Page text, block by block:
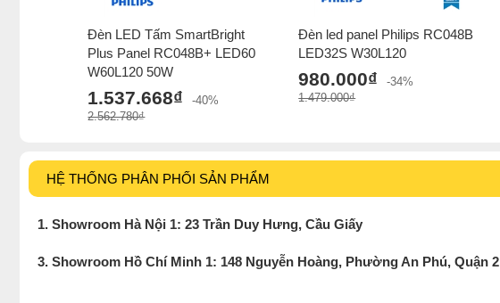
Đèn LED Tấm SmartBright
Plus Panel RC048B+ LED60
W60L120 50W
1.537.668₫
-40%
2.562.780₫
Đèn led panel Philips RC048B
LED32S W30L120
980.000₫
-34%
1.479.000₫
HỆ THỐNG PHÂN PHỐI SẢN PHẨM
1. Showroom Hà Nội 1: 23 Trần Duy Hưng, Cầu Giấy
3. Showroom Hồ Chí Minh 1: 148 Nguyễn Hoàng, Phường An Phú, Quận 2